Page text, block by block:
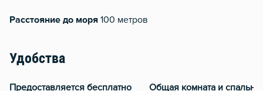
Расстояние до моря 100 метров
Удобства
Предоставляется бесплатно Общая комната и спальня